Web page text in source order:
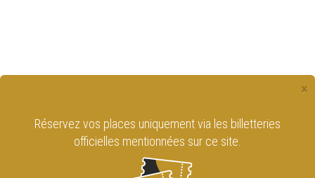
×
Réservez vos places uniquement via les billetteries
officielles mentionnées sur ce site.